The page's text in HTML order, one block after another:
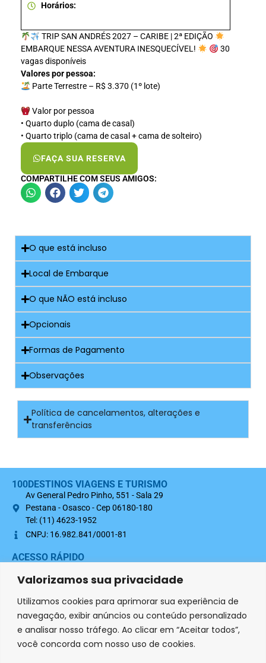
Valorizamos sua privacidade
Utilizamos cookies para aprimorar sua experiência de
navegação, exibir anúncios ou conteúdo personalizado
e analisar nosso tráfego. Ao clicar em “Aceitar todos”,
você concorda com nosso uso de cookies.
Horários:
TRIP SAN ANDRÉS 2027 – CARIBE | 2ª EDIÇÃO
EMBARQUE NESSA AVENTURA INESQUECÍVEL!
30
vagas disponíveis
Valores por pessoa:
Parte Terrestre – R$ 3.370 (1º lote)
Valor por pessoa
•⁠ ⁠Quarto duplo (cama de casal)
•⁠ ⁠⁠Quarto triplo (cama de casal + cama de solteiro)
FAÇA SUA RESERVA
COMPARTILHE COM SEUS AMIGOS:
O que está incluso
Local de Embarque
O que NÃO está incluso
Opcionais
Formas de Pagamento
Observações
Política de cancelamentos, alterações e
transferências
100DESTINOS VIAGENS E TURISMO
Av General Pedro Pinho, 551 - Sala 29
Pestana - Osasco - Cep 06180-180
Tel: (11) 4623-1952
CNPJ: 16.982.841/0001-81
ACESSO RÁPIDO
SIGA-NOS NAS REDES SOCIAIS